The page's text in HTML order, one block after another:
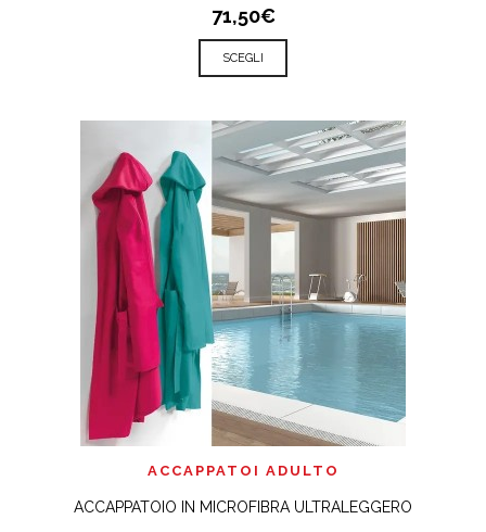
71,50€
SCEGLI
ACCAPPATOI ADULTO
ACCAPPATOIO IN MICROFIBRA ULTRALEGGERO